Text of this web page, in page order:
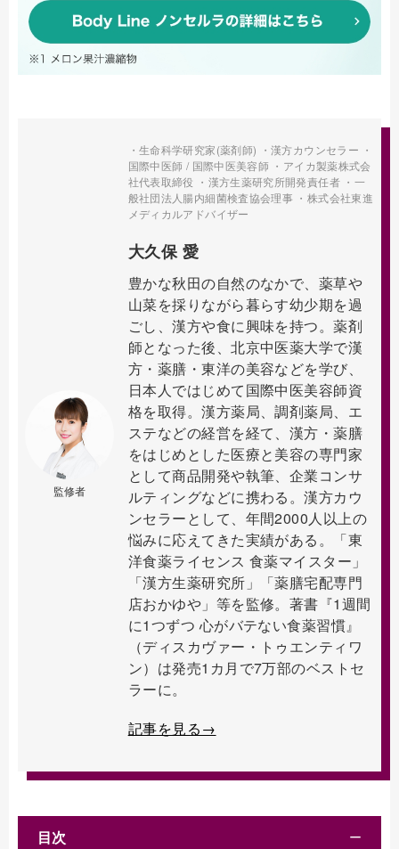
監修者
・生命科学研究家(薬剤師) ・漢方カウンセラー ・
国際中医師 / 国際中医美容師 ・アイカ製薬株式会
社代表取締役 ・漢方生薬研究所開発責任者 ・一
般社団法人腸内細菌検査協会理事 ・株式会社東進
メディカルアドバイザー
大久保 愛
豊かな秋田の自然のなかで、薬草や
山菜を採りながら暮らす幼少期を過
ごし、漢方や食に興味を持つ。薬剤
師となった後、北京中医薬大学で漢
方・薬膳・東洋の美容などを学び、
日本人ではじめて国際中医美容師資
格を取得。漢方薬局、調剤薬局、エ
ステなどの経営を経て、漢方・薬膳
をはじめとした医療と美容の専門家
として商品開発や執筆、企業コンサ
ルティングなどに携わる。漢方カウ
ンセラーとして、年間2000人以上の
悩みに応えてきた実績がある。「東
洋食薬ライセンス 食薬マイスター」
「漢方生薬研究所」「薬膳宅配専門
店おかゆや」等を監修。著書『1週間
に1つずつ 心がバテない食薬習慣』
（ディスカヴァー・トゥエンティワ
ン）は発売1カ月で7万部のベストセ
ラーに。
記事を見る→
目次 ー